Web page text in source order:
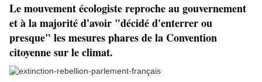
Le mouvement écologiste reproche au gouvernement
et à la majorité d'avoir "décidé d'enterrer ou
presque" les mesures phares de la Convention
citoyenne sur le climat.